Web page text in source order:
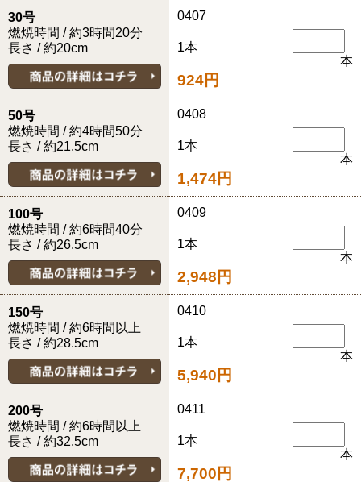
30号
燃焼時間 / 約3時間20分
長さ / 約20cm
0407
1本
924円
本
50号
燃焼時間 / 約4時間50分
長さ / 約21.5cm
0408
1本
1,474円
本
100号
燃焼時間 / 約6時間40分
長さ / 約26.5cm
0409
1本
2,948円
本
150号
燃焼時間 / 約6時間以上
長さ / 約28.5cm
0410
1本
5,940円
本
200号
燃焼時間 / 約6時間以上
長さ / 約32.5cm
0411
1本
7,700円
本